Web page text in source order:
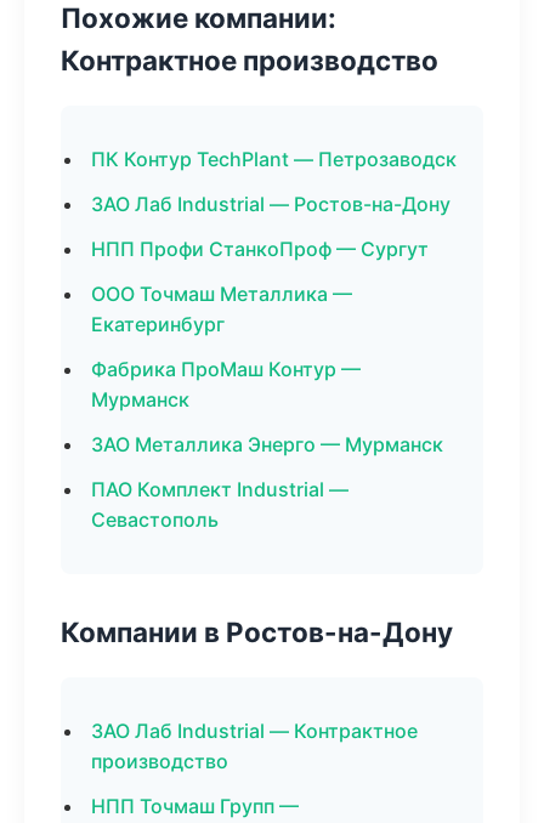
Похожие компании:
Контрактное производство
ПК Контур TechPlant — Петрозаводск
ЗАО Лаб Industrial — Ростов-на-Дону
НПП Профи СтанкоПроф — Сургут
ООО Точмаш Металлика —
Екатеринбург
Фабрика ПроМаш Контур —
Мурманск
ЗАО Металлика Энерго — Мурманск
ПАО Комплект Industrial —
Севастополь
Компании в Ростов-на-Дону
ЗАО Лаб Industrial — Контрактное
производство
НПП Точмаш Групп —